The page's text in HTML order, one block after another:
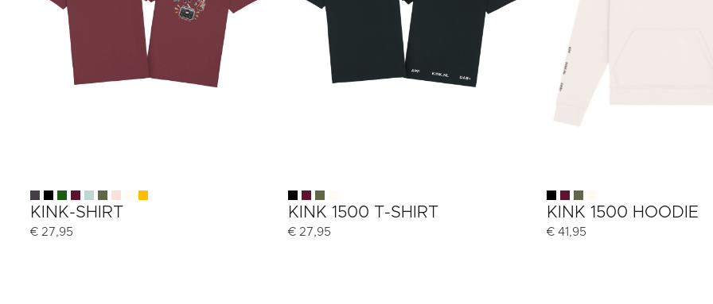
KINK-SHIRT
€27,95
KINK 1500 T-SHIRT
€ 27,95
KINK 1500 HOODIE
€ 41,95